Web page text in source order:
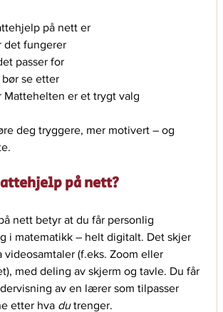
på nett er
det fungerer
passer for
bør se etter
Mattehelten er et trygt valg
deg tryggere, mer motivert – og
på nett?
nett betyr at du får personlig
i matematikk – helt digitalt. Det skjer
videosamtaler (f.eks. Zoom eller
med deling av skjerm og tavle. Du får
av en lærer som tilpasser
etter hva du trenger.